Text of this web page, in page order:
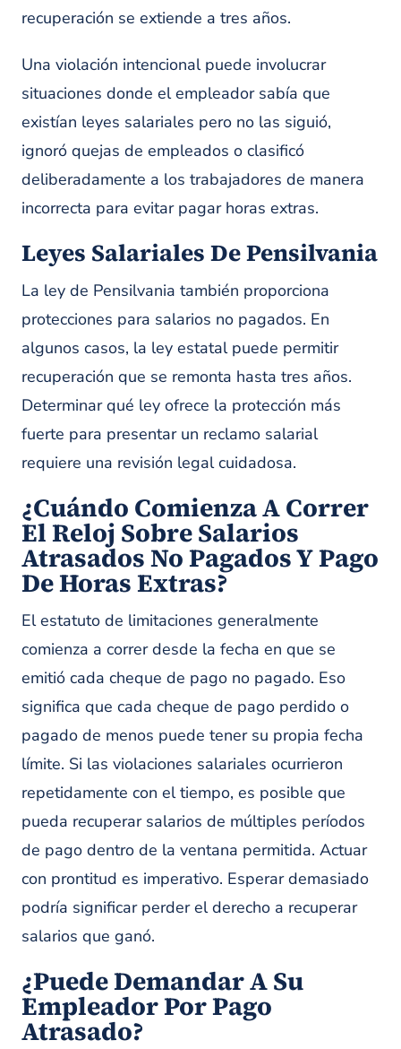
recuperación se extiende a tres años.
Una violación intencional puede involucrar
situaciones donde el empleador sabía que
existían leyes salariales pero no las siguió,
ignoró quejas de empleados o clasificó
deliberadamente a los trabajadores de manera
incorrecta para evitar pagar horas extras.
Leyes Salariales De Pensilvania
La ley de Pensilvania también proporciona
protecciones para salarios no pagados. En
algunos casos, la ley estatal puede permitir
recuperación que se remonta hasta tres años.
Determinar qué ley ofrece la protección más
fuerte para presentar un reclamo salarial
requiere una revisión legal cuidadosa.
¿Cuándo Comienza A Correr
El Reloj Sobre Salarios
Atrasados No Pagados Y Pago
De Horas Extras?
El estatuto de limitaciones generalmente
comienza a correr desde la fecha en que se
emitió cada cheque de pago no pagado. Eso
significa que cada cheque de pago perdido o
pagado de menos puede tener su propia fecha
límite. Si las violaciones salariales ocurrieron
repetidamente con el tiempo, es posible que
pueda recuperar salarios de múltiples períodos
de pago dentro de la ventana permitida. Actuar
con prontitud es imperativo. Esperar demasiado
podría significar perder el derecho a recuperar
salarios que ganó.
¿Puede Demandar A Su
Empleador Por Pago
Atrasado?